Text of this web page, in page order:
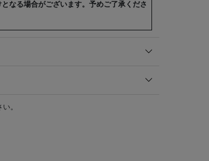
なる場合がございます。予めご了承くださ
。